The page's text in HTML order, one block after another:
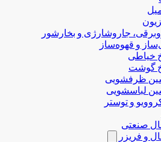
جاروشارژی و بخارشور
و قهوه‌ساز
خیاطی
گوشت
ظرفشویی
لباسشویی
و توستر
صنعتی
و فریزر